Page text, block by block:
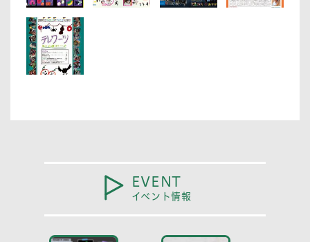
EVENT
イベント情報